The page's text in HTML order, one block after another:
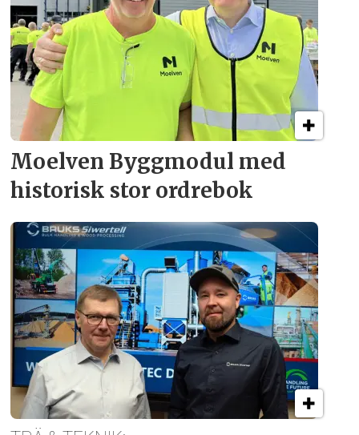
Moelven Byggmodul med
historisk stor ordrebok